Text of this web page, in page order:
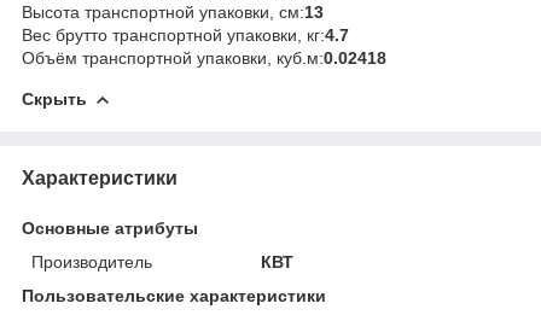
Высота транспортной упаковки, см:13
Вес брутто транспортной упаковки, кг:4.7
Объём транспортной упаковки, куб.м:0.02418
Скрыть
Характеристики
Основные атрибуты
Производитель
КВТ
Пользовательские характеристики